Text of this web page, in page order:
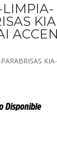
LIMPIA-
Disponible